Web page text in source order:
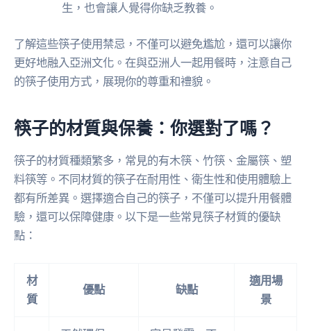
生，也會讓人覺得你缺乏教養。
了解這些筷子使用禁忌，不僅可以避免尷尬，還可以讓你
更好地融入亞洲文化。在與亞洲人一起用餐時，注意自己
的筷子使用方式，展現你的尊重和禮貌。
筷子的材質與保養：你選對了嗎？
筷子的材質種類繁多，常見的有木筷、竹筷、金屬筷、塑
料筷等。不同材質的筷子在耐用性、衛生性和使用體驗上
都有所差異。選擇適合自己的筷子，不僅可以提升用餐體
驗，還可以保障健康。以下是一些常見筷子材質的優缺
點：
材
質
優點 缺點
適用場
景